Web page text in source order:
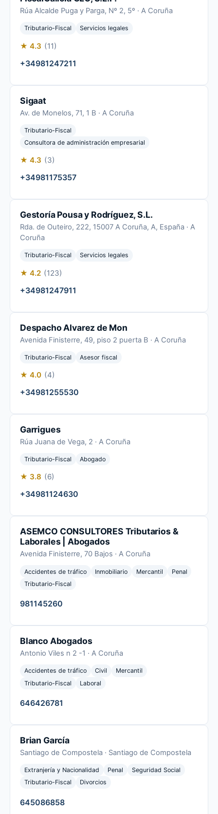
Rúa Alcalde Puga y Parga, Nº 2, 5º · A Coruña
Tributario-Fiscal Servicios legales
★ 4.3 (11)
+34981247211
Sigaat
Av. de Monelos, 71, 1 B · A Coruña
Tributario-Fiscal
Consultora de administración empresarial
★ 4.3 (3)
+34981175357
Gestoría Pousa y Rodríguez, S.L.
Rda. de Outeiro, 222, 15007 A Coruña, A, España · A
Coruña
Tributario-Fiscal Servicios legales
★ 4.2 (123)
+34981247911
Despacho Alvarez de Mon
Avenida Finisterre, 49, piso 2 puerta B · A Coruña
Tributario-Fiscal Asesor fiscal
★ 4.0 (4)
+34981255530
Garrigues
Rúa Juana de Vega, 2 · A Coruña
Tributario-Fiscal Abogado
★ 3.8 (6)
+34981124630
ASEMCO CONSULTORES Tributarios &
Laborales | Abogados
Avenida Finisterre, 70 Bajos · A Coruña
Accidentes de tráfico Inmobiliario Mercantil
Penal
Tributario-Fiscal
981145260
Blanco Abogados
Antonio Viles n 2 -1 · A Coruña
Accidentes de tráfico Civil
Mercantil
Tributario-Fiscal
Laboral
646426781
Brian García
Santiago de Compostela · Santiago de Compostela
Extranjería y Nacionalidad Penal
Seguridad Social
Tributario-Fiscal
Divorcios
645086858